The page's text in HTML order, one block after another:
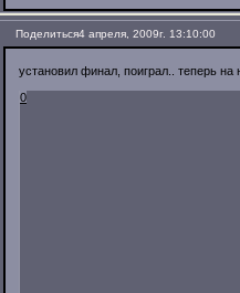
Поделиться4 апреля, 2009г. 13:10:00
установил финал, поиграл.. теперь
0